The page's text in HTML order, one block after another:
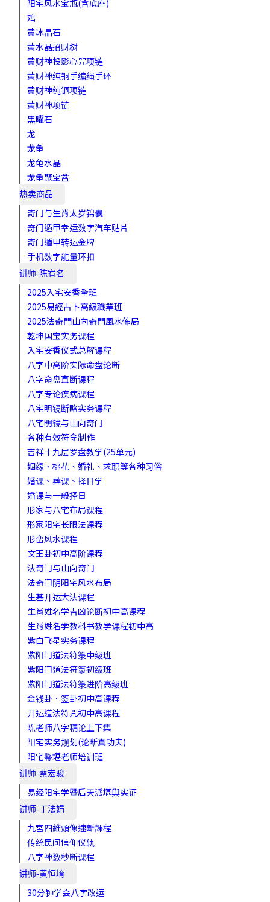
阳宅风水宝瓶(含底座)
鸡
黄冰晶石
黄水晶招财树
黄财神投影心咒项链
黄财神纯铜手编绳手环
黄财神纯铜项链
黄财神项链
黑曜石
龙
龙龟
龙龟水晶
龙龟聚宝盆
热卖商品
奇门与生肖太岁锦囊
奇门遁甲幸运数字汽车贴片
奇门遁甲转运金牌
手机数字能量环扣
讲师-陈宥名
2025入宅安香全班
2025易經占卜高級職業班
2025法奇門山向奇門風水佈局
乾坤国宝实务课程
入宅安香仪式总解课程
八字中高阶实际命盘论断
八字命盘直断课程
八字专论疾病课程
八宅明镜断略实务课程
八宅明镜与山向奇门
各种有效符令制作
吉祥十九层罗盘教学(25单元)
姻缘、桃花、婚礼、求职等各种习俗
婚课、葬课、择日学
婚课与一般择日
形家与八宅布局课程
形家阳宅长眼法课程
形峦风水课程
文王卦初中高阶课程
法奇门与山向奇门
法奇门阴阳宅风水布局
生基开运大法课程
生肖姓名学吉凶论断初中高课程
生肖姓名学教科书教学课程初中高
紫白飞星实务课程
紫阳门道法符箓中级班
紫阳门道法符箓初级班
紫阳门道法符箓进阶高级班
金钱卦．签卦初中高课程
开运道法符咒初中高课程
陈老师八字精论上下集
阳宅实务规划(论断真功夫)
阳宅鉴堪老师培训班
讲师-蔡宏骏
易经阳宅学暨后天派堪舆实证
讲师-丁法娟
九宮四維頭像速斷課程
传统民间信仰仪轨
八字神数秒断课程
讲师-黄恒堉
30分钟学会八字改运